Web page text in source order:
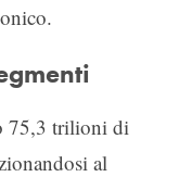
75,3 trilioni di
al